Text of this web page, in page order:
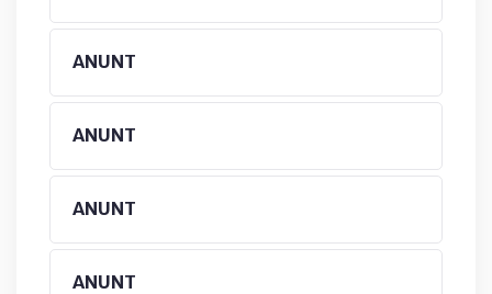
ANUNT
ANUNT
ANUNT
ANUNT